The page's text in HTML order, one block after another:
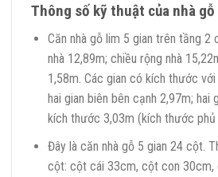
Thông số kỹ thuật của nhà gỗ
Căn nhà gỗ lim 5 gian trên tầng 2
nhà 12,89m; chiều rộng nhà
1,58m. Các gian có kích thước
hai gian biên bên cạnh 2,97m; hai
kích thước 3,03m (kích thước phủ
Đây là căn nhà gỗ 5 gian 24 cột.
cột: cột cái 33cm, cột con 30cm,